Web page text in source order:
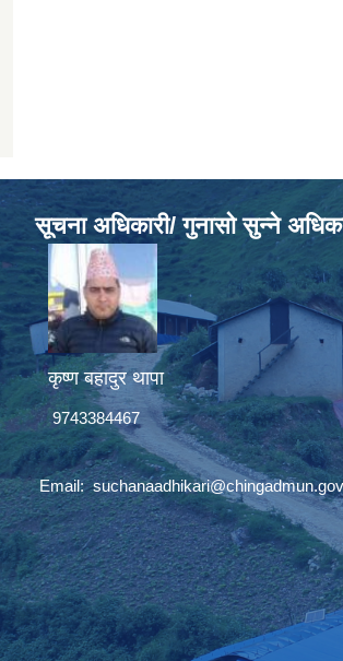
सूचना अधिकारी/ गुनासो सुन्ने
कृष्ण बहादुर थापा
9743384467
Email: